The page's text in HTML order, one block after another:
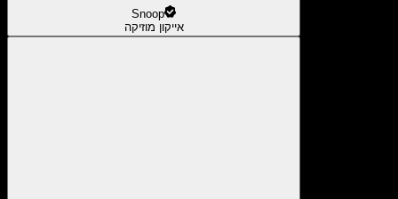
Snoop
אייקון מוזיקה